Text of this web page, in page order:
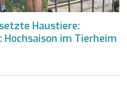
Haustiere:
im Tierheim